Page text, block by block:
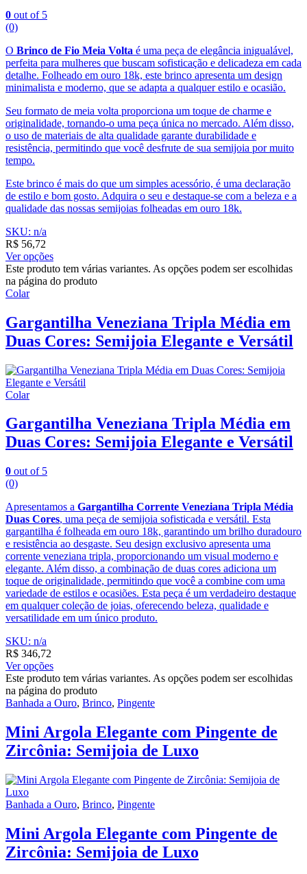
0 out of 5
(0)
O Brinco de Fio Meia Volta é uma peça de elegância inigualável,
perfeita para mulheres que buscam sofisticação e delicadeza em cada
detalhe. Folheado em ouro 18k, este brinco apresenta um design
minimalista e moderno, que se adapta a qualquer estilo e ocasião.
Seu formato de meia volta proporciona um toque de charme e
originalidade, tornando-o uma peça única no mercado. Além disso,
o uso de materiais de alta qualidade garante durabilidade e
resistência, permitindo que você desfrute de sua semijoia por muito
tempo.
Este brinco é mais do que um simples acessório, é uma declaração
de estilo e bom gosto. Adquira o seu e destaque-se com a beleza e a
qualidade das nossas semijoias folheadas em ouro 18k.
SKU: n/a
R$ 56,72
Ver opções
Este produto tem várias variantes. As opções podem ser escolhidas
na página do produto
Colar
Gargantilha Veneziana Tripla Média em
Duas Cores: Semijoia Elegante e Versátil
Colar
Gargantilha Veneziana Tripla Média em
Duas Cores: Semijoia Elegante e Versátil
0 out of 5
(0)
Apresentamos a Gargantilha Corrente Veneziana Tripla Média
Duas Cores, uma peça de semijoia sofisticada e versátil. Esta
gargantilha é folheada em ouro 18k, garantindo um brilho duradouro
e resistência ao desgaste. Seu design exclusivo apresenta uma
corrente veneziana tripla, proporcionando um visual moderno e
elegante. Além disso, a combinação de duas cores adiciona um
toque de originalidade, permitindo que você a combine com uma
variedade de estilos e ocasiões. Esta peça é um verdadeiro destaque
em qualquer coleção de joias, oferecendo beleza, qualidade e
versatilidade em um único produto.
SKU: n/a
R$ 346,72
Ver opções
Este produto tem várias variantes. As opções podem ser escolhidas
na página do produto
Banhada a Ouro, Brinco, Pingente
Mini Argola Elegante com Pingente de
Zircônia: Semijoia de Luxo
Banhada a Ouro, Brinco, Pingente
Mini Argola Elegante com Pingente de
Zircônia: Semijoia de Luxo